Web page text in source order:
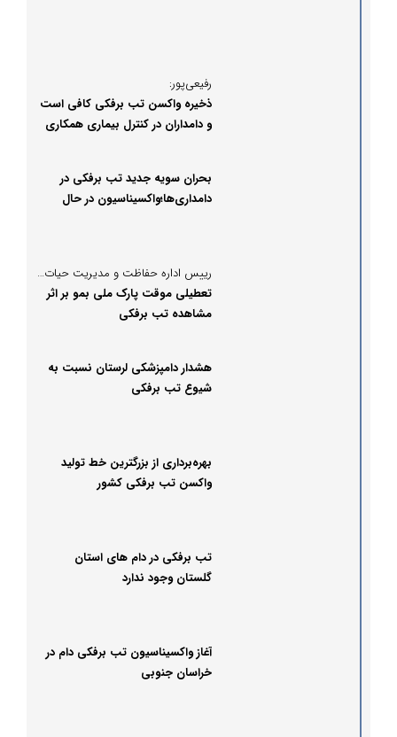
رفیعی‌پور:
ذخیره واکسن تب برفکی کافی است
و دامداران در کنترل بیماری همکاری
بحران سویه جدید تب برفکی در
دامداری‌ها؛واکسیناسیون در حال
رییس اداره حفاظت و مدیریت حیات وحش محیط زیست استان فارس خبر داد:
تعطیلی موقت پارک ملی بمو بر اثر
مشاهده تب برفکی
هشدار دامپزشکی لرستان نسبت به
شیوع تب برفکی
بهره‌برداری از بزرگترین خط تولید
واکسن تب برفکی کشور
تب برفکی در دام های استان
گلستان وجود ندارد
آغاز واکسیناسیون تب برفکی دام در
خراسان جنوبی